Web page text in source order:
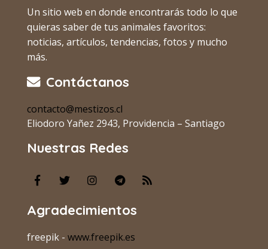
Un sitio web en donde encontrarás todo lo que
quieras saber de tus animales favoritos:
noticias, artículos, tendencias, fotos y mucho
más.
Contáctanos
contacto@mestizos.cl
Eliodoro Yañez 2943, Providencia – Santiago
Nuestras Redes
Agradecimientos
freepik - www.freepik.es